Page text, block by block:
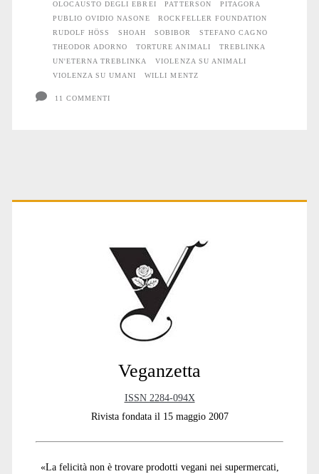
OLOCAUSTO DEGLI EBREI PATTERSON
PITAGORA
PUBLIO OVIDIO NASONE
ROCKFELLER FOUNDATION
RUDOLF HÖSS
SHOAH SOBIBOR
STEFANO CAGNO
THEODOR ADORNO
TORTURE ANIMALI
TREBLINKA
UN'ETERNA TREBLINKA
VIOLENZA SU ANIMALI
VIOLENZA SU UMANI
WILLI MENTZ
11 COMMENTI
Primary
Veganzetta
ISSN 2284-094X
Rivista fondata il 15 maggio 2007
«La felicità non è trovare prodotti vegani nei supermercati,